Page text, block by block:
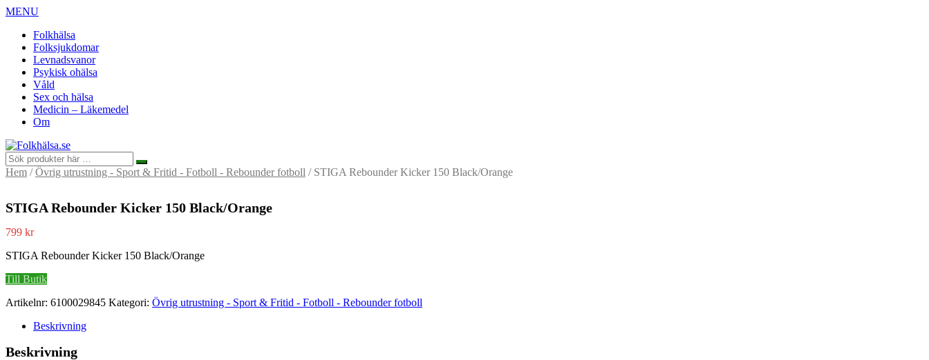
MENU
Folkhälsa
Folksjukdomar
Levnadsvanor
Psykisk ohälsa
Våld
Sex och hälsa
Medicin – Läkemedel
Om
Hem /Övrig utrustning - Sport & Fritid - Fotboll - Rebounder fotboll / STIGA Rebounder Kicker 150 Black/Orange
STIGA Rebounder Kicker 150 Black/Orange
799 kr
STIGA Rebounder Kicker 150 Black/Orange
Till Butik
Artikelnr: 6100029845 Kategori: Övrig utrustning - Sport & Fritid - Fotboll - Rebounder fotboll
Beskrivning
Beskrivning